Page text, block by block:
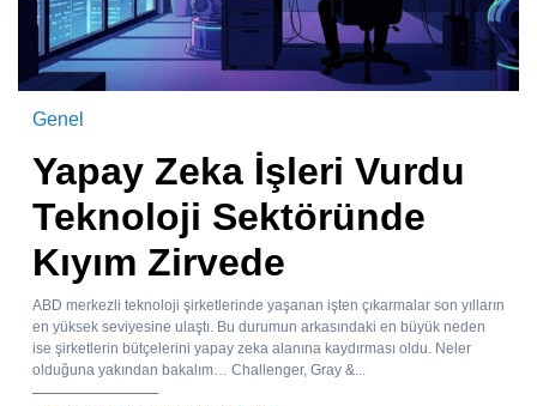
Genel
Yapay Zeka İşleri Vurdu
Teknoloji Sektöründe
Kıyım Zirvede
ABD merkezli teknoloji şirketlerinde yaşanan işten çıkarmalar son yılların
en yüksek seviyesine ulaştı. Bu durumun arkasındaki en büyük neden
ise şirketlerin bütçelerini yapay zeka alanına kaydırması oldu. Neler
olduğuna yakından bakalım… Challenger, Gray &...